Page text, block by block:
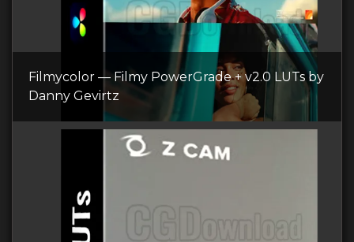
Filmycolor — Filmy PowerGrade + v2.0 LUTs by
Danny Gevirtz